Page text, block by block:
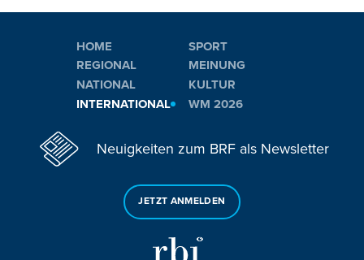
HOME
REGIONAL
NATIONAL
INTERNATIONAL
SPORT
MEINUNG
KULTUR
WM 2026
Neuigkeiten zum BRF als Newsletter
JETZT ANMELDEN